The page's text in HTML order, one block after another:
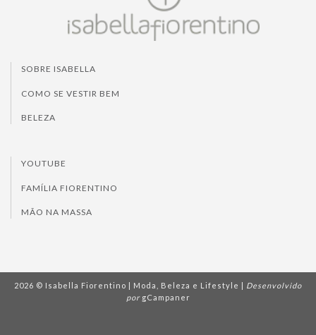
SOBRE ISABELLA
COMO SE VESTIR BEM
BELEZA
YOUTUBE
FAMÍLIA FIORENTINO
MÃO NA MASSA
2026 © Isabella Fiorentino | Moda, Beleza e Lifestyle | Desenvolvido
por gCampaner